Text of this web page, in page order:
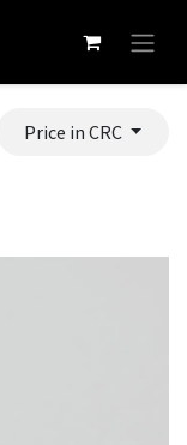
Price in CRC